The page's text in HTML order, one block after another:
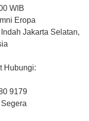
WIB
Eropa
Jakarta Selatan,
Hubungi:
9179